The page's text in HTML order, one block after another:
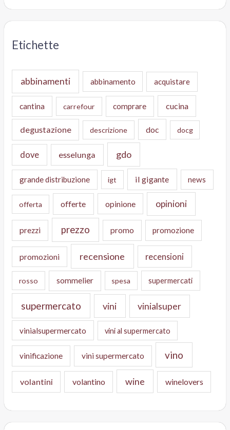
Etichette
abbinamenti abbinamento acquistare
cantina carrefour comprare cucina
degustazione descrizione doc docg
dove esselunga gdo
grande distribuzione igt il gigante news
offerta offerte opinione opinioni
prezzi prezzo promo promozione
promozioni recensione recensioni
rosso sommelier spesa supermercati
supermercato vini vinialsuper
vinialsupermercato vini al supermercato
vinificazione vini supermercato vino
volantini volantino wine winelovers